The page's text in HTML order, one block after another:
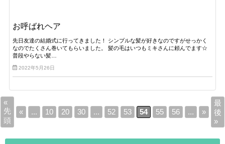
お呼ばれヘア
先日友達の結婚式に行ってきました！ シンプルな髪が好きなのですがせっかく
なのでたくさん巻いてもらいました。 髪の毛はいつもミキさんに頼んでます☆
普段やらない髪…
2022年5月26日
«
先
頭
« ... 10 20 30 ... 52 53 54 55 56 ... »
最
後
»